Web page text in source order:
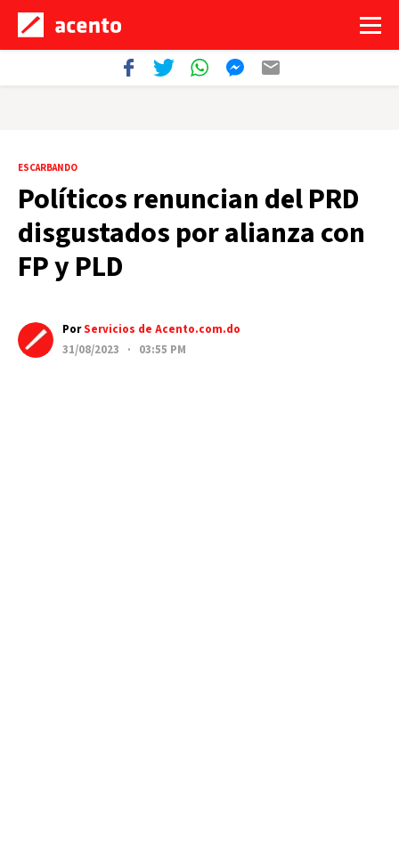
ESCARBANDO
Políticos renuncian del PRD
disgustados por alianza con
FP y PLD
PorServicios de Acento.com.do
31/08/2023 · 03:55 PM